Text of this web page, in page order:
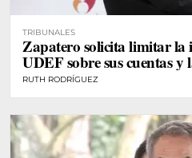
TRIBUNALES
Zapatero solicita limitar la
UDEF sobre sus cuentas y
RUTH RODRÍGUEZ